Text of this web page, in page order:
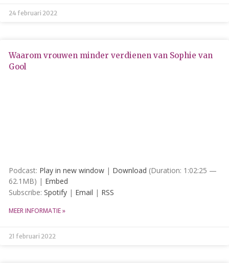
februari 2021
april 2020
24 februari 2022
Waarom vrouwen minder verdienen van Sophie van
Gool
Podcast: Play in new window | Download (Duration: 1:02:25 —
62.1MB) | Embed
Subscribe: Spotify | Email | RSS
MEER INFORMATIE »
21 februari 2022